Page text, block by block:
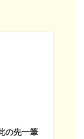
の先一筆